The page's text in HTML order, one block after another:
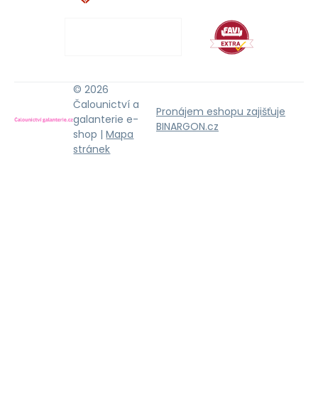
© 2026
Čalounictví a
galanterie e-
shop |Mapa
stránek
Pronájem eshopu zajišťuje
BINARGON.cz